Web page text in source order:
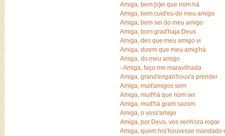
Amiga, bem [s]ei que nom há
Amiga, bem cuid'eu do meu amigo
Amiga, bem sei do meu amigo
Amiga, bom grad'haja Deus
Amiga, des que meu amigo vi
Amiga, dizem que meu amig'há
Amiga, do meu amigo
- Amiga, faço-me maravilhada
Amiga, grand'engan'houv'a prender
Amiga, muit'amigos som
Amiga, muit'há que nom sei
Amiga, muit'há gram sazom
Amiga, o voss'amigo
Amiga, por Deus, vos venh'ora rogar
Amiga, quem hoj’houvesse mandado